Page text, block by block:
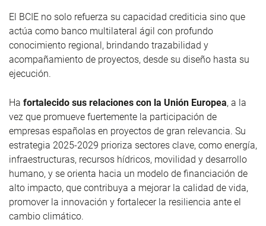
El BCIE no solo refuerza su capacidad crediticia sino que
actúa como banco multilateral ágil con profundo
conocimiento regional, brindando trazabilidad y
acompañamiento de proyectos, desde su diseño hasta su
ejecución.
Ha fortalecido sus relaciones con la Unión Europea, a la
vez que promueve fuertemente la participación de
empresas españolas en proyectos de gran relevancia. Su
estrategia 2025-2029 prioriza sectores clave, como energía,
infraestructuras, recursos hídricos, movilidad y desarrollo
humano, y se orienta hacia un modelo de financiación de
alto impacto, que contribuya a mejorar la calidad de vida,
promover la innovación y fortalecer la resiliencia ante el
cambio climático.